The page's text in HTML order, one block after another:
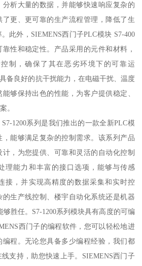
析大量的数据，并能够快速响应复杂的
更、更可靠的生产流程管理，降低了生
此外，SIEMENS西门子PLC模块 S7-400
性和稳定性。产品采用的元件和材料，
制，确保了其在恶劣环境下的可靠运
备良好的抗干扰能力，在电磁干扰、温度
够保持出色的性能，为客户提供稳定、
。
系列是我们推出的一款全新PLC模
能够满足复杂的控制需求。该系列产品
，为您提供、可靠和灵活的自动化控制
理能力和丰富的接口选项，能够与传感
接，并实现高精度的数据采集和实时控
生产线控制、楼宇自动化系统还是机器
够胜任。S7-1200系列模块具有高度的可编
西门子的编程软件，您可以轻松地进
程。无论您具备多少编程经验，我们都
支持，助您快速上手。SIEMENS西门子